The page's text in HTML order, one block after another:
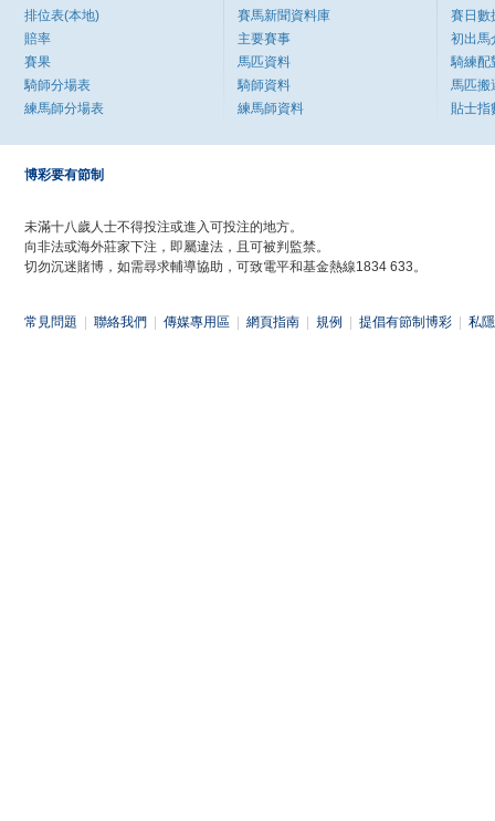
排位表(本地)
賠率
賽果
騎師分場表
練馬師分場表
賽馬新聞資料庫
主要賽事
馬匹資料
騎師資料
練馬師資料
賽日數
初出馬
騎練配
馬匹搬
貼士指
博彩要有節制
未滿十八歲人士不得投注或進入可投注的地方。
向非法或海外莊家下注，即屬違法，且可被判監禁。
切勿沉迷賭博，如需尋求輔導協助，可致電平和基金熱線1834 633。
常見問題 聯絡我們 傳媒專用區 網頁指南 規例 提倡有節制博彩 私